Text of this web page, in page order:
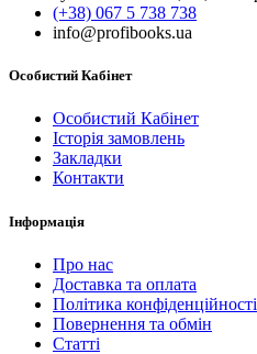
(+38) 067 5 738 738
info@profibooks.ua
Особистий Кабінет
Особистий Кабінет
Історія замовлень
Закладки
Контакти
Інформація
Про нас
Доставка та оплата
Політика конфіденційності
Повернення та обмін
Статті